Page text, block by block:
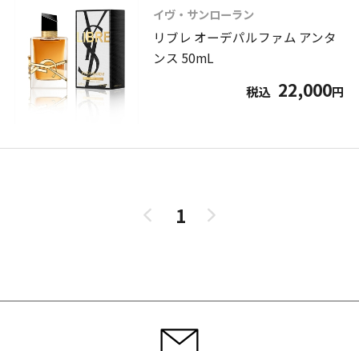
イヴ・サンローラン
リブレ オーデパルファム アンタ
ンス 50mL
税込 22,000円
1